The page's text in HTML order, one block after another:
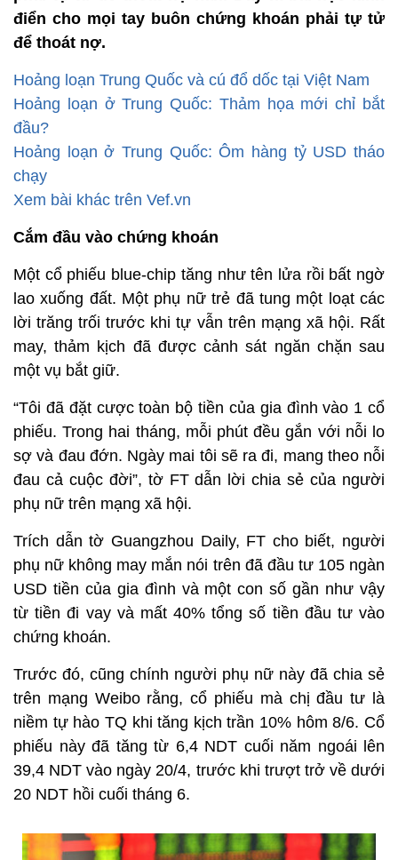
điển cho mọi tay buôn chứng khoán phải tự tử
để thoát nợ.
Hoảng loạn Trung Quốc và cú đổ dốc tại Việt Nam
Hoảng loạn ở Trung Quốc: Thảm họa mới chỉ bắt
đầu?
Hoảng loạn ở Trung Quốc: Ôm hàng tỷ USD tháo
chạy
Xem bài khác trên Vef.vn
Cắm đầu vào chứng khoán
Một cổ phiếu blue-chip tăng như tên lửa rồi bất ngờ
lao xuống đất. Một phụ nữ trẻ đã tung một loạt các
lời trăng trối trước khi tự vẫn trên mạng xã hội. Rất
may, thảm kịch đã được cảnh sát ngăn chặn sau
một vụ bắt giữ.
“Tôi đã đặt cược toàn bộ tiền của gia đình vào 1 cổ
phiếu. Trong hai tháng, mỗi phút đều gắn với nỗi lo
sợ và đau đớn. Ngày mai tôi sẽ ra đi, mang theo nỗi
đau cả cuộc đời”, tờ FT dẫn lời chia sẻ của người
phụ nữ trên mạng xã hội.
Trích dẫn tờ Guangzhou Daily, FT cho biết, người
phụ nữ không may mắn nói trên đã đầu tư 105 ngàn
USD tiền của gia đình và một con số gần như vậy
từ tiền đi vay và mất 40% tổng số tiền đầu tư vào
chứng khoán.
Trước đó, cũng chính người phụ nữ này đã chia sẻ
trên mạng Weibo rằng, cổ phiếu mà chị đầu tư là
niềm tự hào TQ khi tăng kịch trần 10% hôm 8/6. Cổ
phiếu này đã tăng từ 6,4 NDT cuối năm ngoái lên
39,4 NDT vào ngày 20/4, trước khi trượt trở về dưới
20 NDT hồi cuối tháng 6.